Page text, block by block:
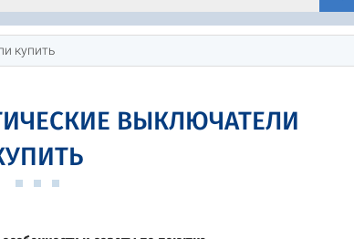
купить
ВЫКЛЮЧАТЕЛИ